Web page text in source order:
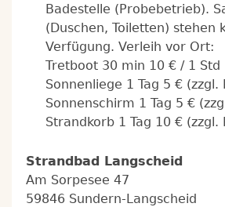
Badestelle (Probebetrieb).
(Duschen, Toiletten) stehen
Verfügung. Verleih vor Ort:
Tretboot 30 min 10 € / 1 Std
Sonnenliege 1 Tag 5 € (zzgl.
Sonnenschirm 1 Tag 5 €
Strandkorb 1 Tag 10 € (zzgl.
Strandbad Langscheid
Am Sorpesee 47
59846 Sundern-Langscheid